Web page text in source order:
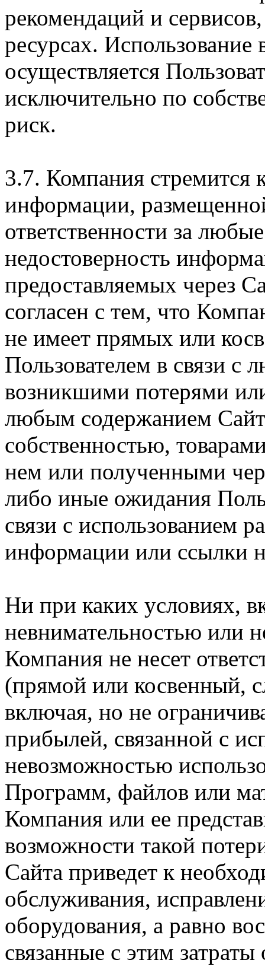
рекомендаций и
ресурсах.
осуществляется
исключительно по
риск.
3.7. Компания стремится
информации,
ответственности за
недостоверность
предоставляемых через
согласен с тем, что
не имеет прямых или
Пользователем в связи
возникшими потерями
любым содержанием
собственностью,
нем или полученными
либо иные ожидания
связи с использованием
информации или ссылки
Ни при каких условиях,
невнимательностью или
Компания не несет
(прямой или косвенный,
включая, но не
прибылей, связанной с
невозможностью
Программ, файлов или
Компания или ее
возможности такой
Сайта приведет к
обслуживания,
оборудования, а равно
связанные с этим